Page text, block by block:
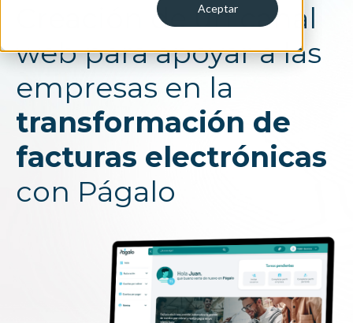
Aceptar
Creación de un canal
web para apoyar a las
empresas en la
transformación de
facturas electrónicas
con Págalo